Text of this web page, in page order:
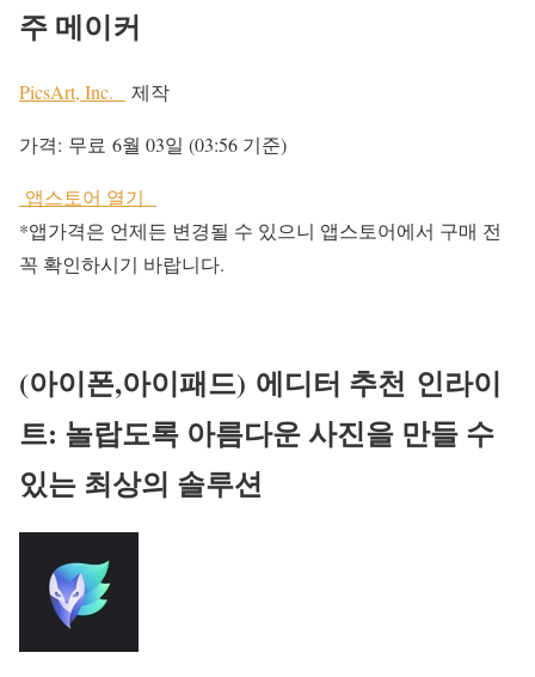
주 메이커
PicsArt, Inc. 제작
가격: 무료 6월 03일 (03:56 기준)
앱스토어 열기
*앱가격은 언제든 변경될 수 있으니 앱스토어에서 구매 전
꼭 확인하시기 바랍니다.
(아이폰,아이패드) 에디터 추천 인라이
트: 놀랍도록 아름다운 사진을 만들 수
있는 최상의 솔루션